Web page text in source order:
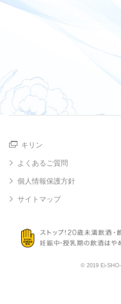
キリン
よくあるご質問
個人情報保護方針
サイトマップ
© 2019 Ei-